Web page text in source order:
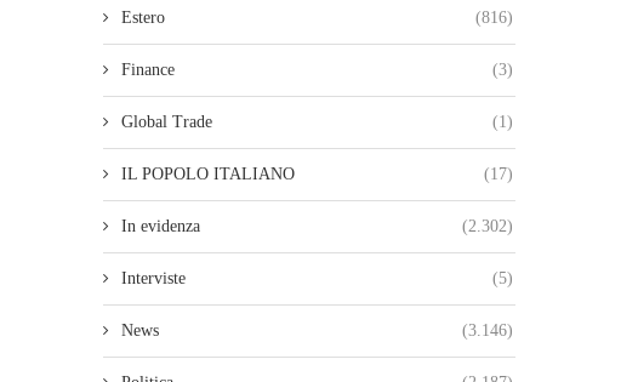
Estero (816)
Finance (3)
Global Trade (1)
IL POPOLO ITALIANO (17)
In evidenza (2.302)
Interviste (5)
News (3.146)